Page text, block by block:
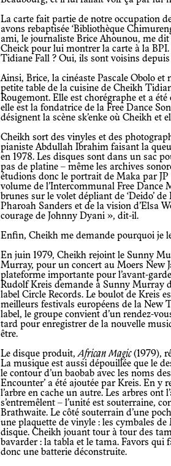
La carte fait partie de notre occupation de la BPI pendant deux mois, que nous
avons rebaptisée ‘Bibliothèque
ami, le journaliste Brice Ahounou, me
Cheick pour lui montrer la carte à la
Tidiane Fall ? Oui, ils sont voisins
Ainsi, Brice, la cinéaste Pascale Obolo et moi-même sommes assis autour de la
petite table de la cuisine de Cheikh
Rougemont. Elle est chorégraphe et a
elle est la fondatrice de la Free Dance
désignent la scène sk’enke où Cheikh et
Cheikh sort des vinyles et des photographies – une des photos le montre avec le
pianiste Abdullah Ibrahim faisant la
en 1978. Les disques sont dans un sac
pas de platine – même les archives
étudions donc le portrait de Maka par
volume de l’Intercommunal Free Dance
brunes sur le volet dépliant de ‘Deido’
Pharoah Sanders et de la vision d’Elsa
courage de Johnny Dyani », dit-il.
Enfin, Cheikh me demande pourquoi je
En juin 1979, Cheikh rejoint le Sunny Murray Trio, avec Malachi Favors et David
Murray, pour un concert au Moers New
plateforme importante pour l’avant-
Rudolf Kreis demande à Sunny Murray
label Circle Records. Le boulot de Kreis
meilleurs festivals européens de la New
label, le groupe convient d’un rendez-
tard pour enregistrer de la nouvelle
être.
Le disque produit,African Magic(1979),
La musique est aussi dépouillée que le
le contour d’un baobab avec les noms
Encounter’ a été ajoutée par Kreis. En y
l’arbre en cache un autre. Les arbres ont
s’entremêlent – l’unité est souterraine,
Brathwaite. Le côté souterrain d’une
une plaquette de vinyle : les cymbales
disque. Cheikh jouant tour à tour des
bavarder : la tabla et le tama. Favors qui
donc une batterie déconstruite.